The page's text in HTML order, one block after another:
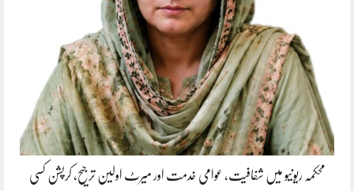
محکمہ ریونیو میں شفافیت، عوامی خدمت اور میرٹ اولین ترجیح، کرپشن کسی